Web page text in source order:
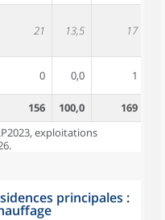
21 13,5 17
0 0,0 1
156 100,0 169
exploitations
principales :